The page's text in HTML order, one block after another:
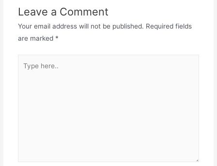
Leave a Comment
Your email address will not be published. Required fields
are marked *
here..